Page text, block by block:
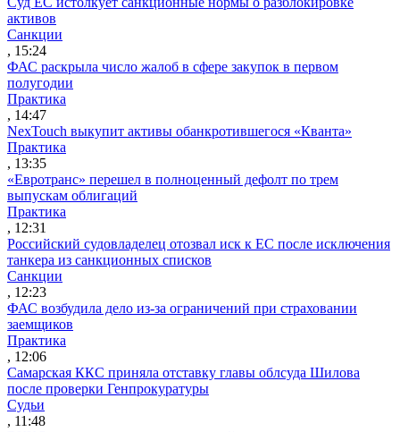
активов
Санкции
, 15:24
ФАС раскрыла число жалоб в сфере закупок в первом
полугодии
Практика
, 14:47
NexTouch выкупит активы обанкротившегося «Кванта»
Практика
, 13:35
«Евротранс» перешел в полноценный дефолт по трем
выпускам облигаций
Практика
, 12:31
Российский судовладелец отозвал иск к ЕС после исключения
танкера из санкционных списков
Санкции
, 12:23
ФАС возбудила дело из-за ограничений при страховании
заемщиков
Практика
, 12:06
Самарская ККС приняла отставку главы облсуда Шилова
после проверки Генпрокуратуры
Судьи
, 11:48